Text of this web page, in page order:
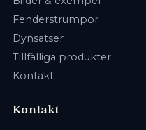
Fenderstrumpor
Dynsatser
Tillfälliga produkter
Kontakt
Kontakt